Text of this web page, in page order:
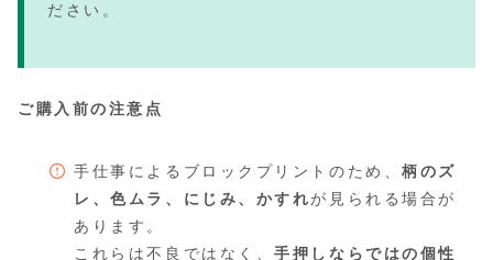
ださい。
ご購入前の注意点
手仕事によるブロックプリントのため、柄のズ
レ、色ムラ、にじみ、かすれが見られる場合が
あります。
これらは不良ではなく、手押しならではの個性